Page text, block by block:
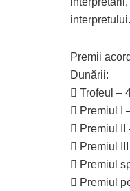
interpretului.
Premii
Dunării:
 Trofeul –
 Premiul I
 Premiul II
 Premiul
 Premiul
 Premiul